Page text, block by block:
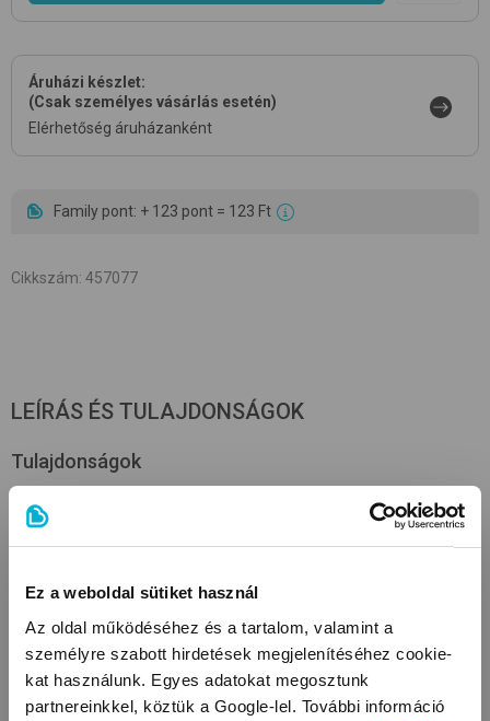
Ez a weboldal sütiket használ
Az oldal működéséhez és a tartalom, valamint a
személyre szabott hirdetések megjelenítéséhez cookie-
kat használunk. Egyes adatokat megosztunk
partnereinkkel, köztük a Google-lel. További információ
Áruházi készlet:
(Csak személyes vásárlás esetén)
Elérhetőség áruházanként
Family pont: + 123 pont = 123 Ft
Cikkszám: 457077
LEÍRÁS ÉS TULAJDONSÁGOK
Tulajdonságok
Védett rész: az első ülés háttámlája
Rögzíthető: gépkocsi első üléseinek háttámlájára
Számos zseb a tárolásra
Anyaga: poliészter
Tisztítása: enyhén szappanos vízzel és szivaccsal